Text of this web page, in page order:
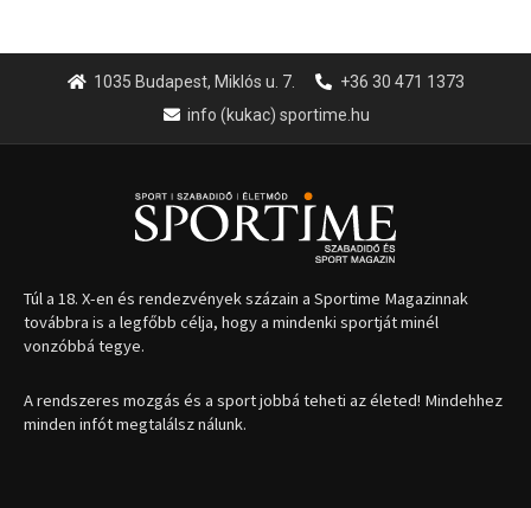
1035 Budapest, Miklós u. 7.
+36 30 471 1373